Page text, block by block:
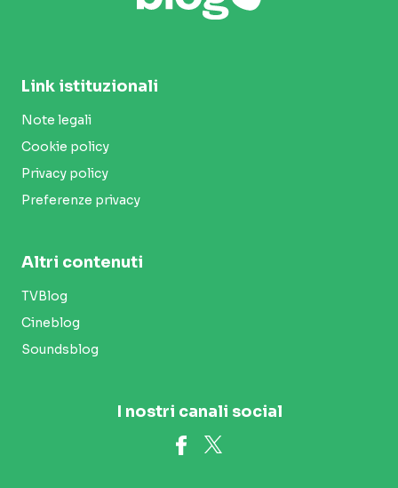
Link istituzionali
Note legali
Cookie policy
Privacy policy
Preferenze privacy
Altri contenuti
TVBlog
Cineblog
Soundsblog
I nostri canali social